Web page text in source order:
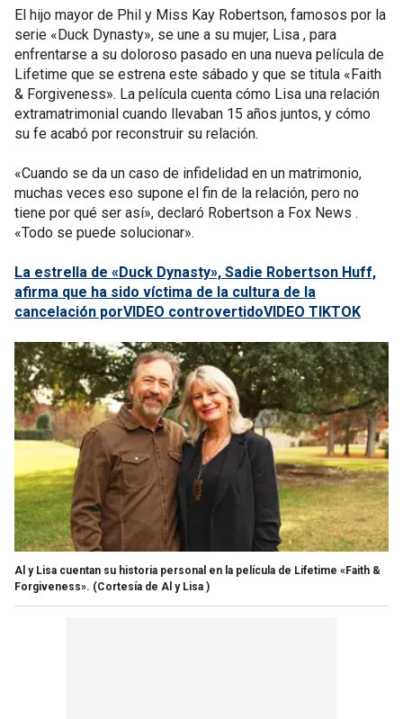
El hijo mayor de Phil y Miss Kay Robertson, famosos por la
serie «Duck Dynasty», se une a su mujer, Lisa , para
enfrentarse a su doloroso pasado en una nueva película de
Lifetime que se estrena este sábado y que se titula «Faith
& Forgiveness». La película cuenta cómo Lisa una relación
extramatrimonial cuando llevaban 15 años juntos, y cómo
su fe acabó por reconstruir su relación.
«Cuando se da un caso de infidelidad en un matrimonio,
muchas veces eso supone el fin de la relación, pero no
tiene por qué ser así», declaró Robertson a Fox News .
«Todo se puede solucionar».
La estrella de «Duck Dynasty», Sadie Robertson Huff,
afirma que ha sido víctima de la cultura de la
cancelación porVIDEO controvertidoVIDEO TIKTOK
Al y Lisa cuentan su historia personal en la película de Lifetime «Faith &
Forgiveness». (Cortesía de Al y Lisa )